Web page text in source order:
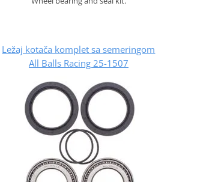
Ležaj kotača komplet sa semeringom
All Balls Racing 25-1507